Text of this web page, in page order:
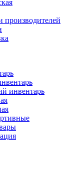
производителей
инвентарь